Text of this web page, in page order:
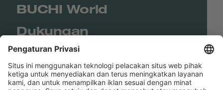
BUCHI World
Dukungan
Shop
Contact us